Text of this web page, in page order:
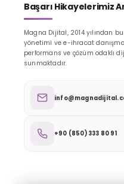
Başarı Hikayelerimiz
Magna Dijital, 2014 yılından
yönetimi ve e-ihracat
performans ve çözüm odaklı
sunmaktadır.
+90 (850) 333 80 91